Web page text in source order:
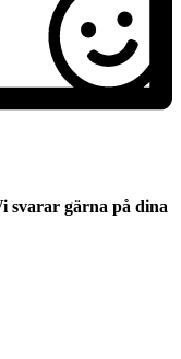
svarar gärna på dina